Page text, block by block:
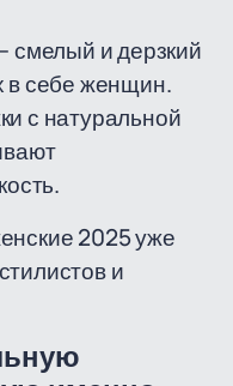
смелый и дерзкий
в себе женщин.
с натуральной
2025 уже
и